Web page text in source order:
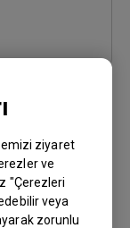
ziyaret
ve
"Çerezleri
veya
zorunlu